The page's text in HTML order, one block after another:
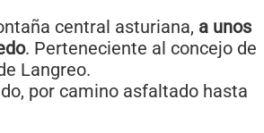
central asturiana, a unos
. Perteneciente al concejo de
Langreo.
por camino asfaltado hasta